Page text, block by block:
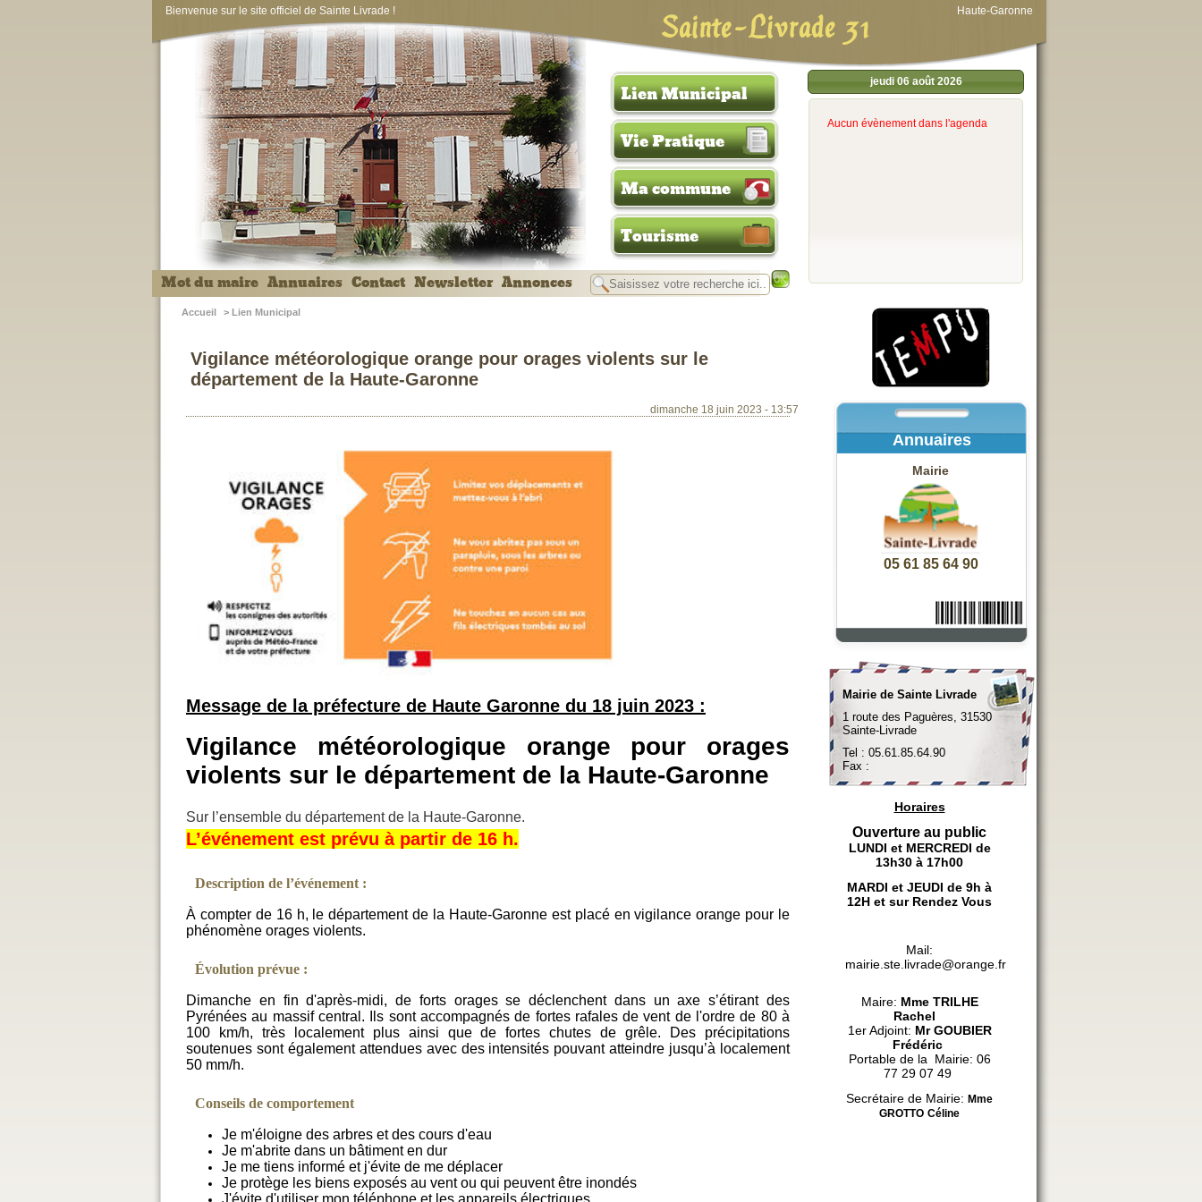
Bienvenue sur le site officiel de Sainte Livrade ! Sainte-Livrade 31 Haute-Garonne
Mot du maire Annuaires Contact Newsletter Annonces
Lien Municipal
Vie Pratique
Ma commune
Tourisme
jeudi 06 août 2026
Aucun évènement dans l'agenda
Accueil > Lien Municipal
Vigilance météorologique orange pour orages violents sur le
département de la Haute-Garonne
dimanche 18 juin 2023 - 13:57
Message de la préfecture de Haute Garonne du 18 juin 2023 :
Vigilance météorologique orange pour orages
violents sur le département de la Haute-Garonne
Sur l’ensemble du département de la Haute-Garonne.
L’événement est prévu à partir de 16 h.
Description de l’événement :
À compter de 16 h, le département de la Haute-Garonne est placé en vigilance orange pour le
phénomène orages violents.
Évolution prévue :
Dimanche en fin d'après-midi, de forts orages se déclenchent dans un axe s’étirant des
Pyrénées au massif central. Ils sont accompagnés de fortes rafales de vent de l'ordre de 80 à
100 km/h, très localement plus ainsi que de fortes chutes de grêle. Des précipitations
soutenues sont également attendues avec des intensités pouvant atteindre jusqu’à localement
50 mm/h.
Conseils de comportement
Je m'éloigne des arbres et des cours d'eau
Je m'abrite dans un bâtiment en dur
Je me tiens informé et j'évite de me déplacer
Je protège les biens exposés au vent ou qui peuvent être inondés
J'évite d'utiliser mon téléphone et les appareils électriques
Annuaires
Mairie
05 61 85 64 90
Mairie de Sainte Livrade
1 route des Paguères, 31530
Sainte-Livrade
Tel : 05.61.85.64.90
Fax :
Horaires
Ouverture au public
LUNDI et MERCREDI de
13h30 à 17h00
MARDI et JEUDI de 9h à
12H et sur Rendez Vous
Mail:
mairie.ste.livrade@orange.fr
Maire: Mme TRILHE
Rachel
1er Adjoint: Mr GOUBIER
Frédéric
Portable de la Mairie: 06
77 29 07 49
Secrétaire de Mairie: Mme
GROTTO Céline